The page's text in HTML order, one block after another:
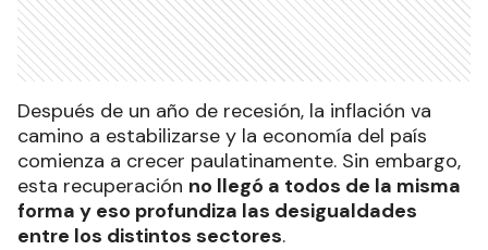
Después de un año de recesión, la inflación va
camino a estabilizarse y la economía del país
comienza a crecer paulatinamente. Sin embargo,
esta recuperación no llegó a todos de la misma
forma y eso profundiza las desigualdades
entre los distintos sectores.